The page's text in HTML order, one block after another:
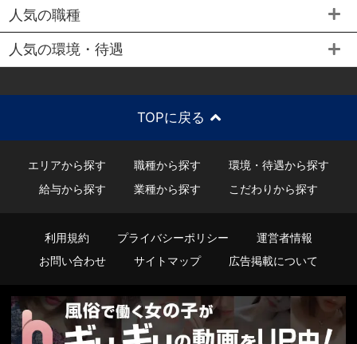
人気の職種
人気の環境・待遇
TOPに戻る
エリアから探す 職種から探す
環境・待遇から探す
給与から探す
業種から探す こだわりから探す
利用規約 プライバシーポリシー
運営者情報
お問い合わせ
サイトマップ 広告掲載について